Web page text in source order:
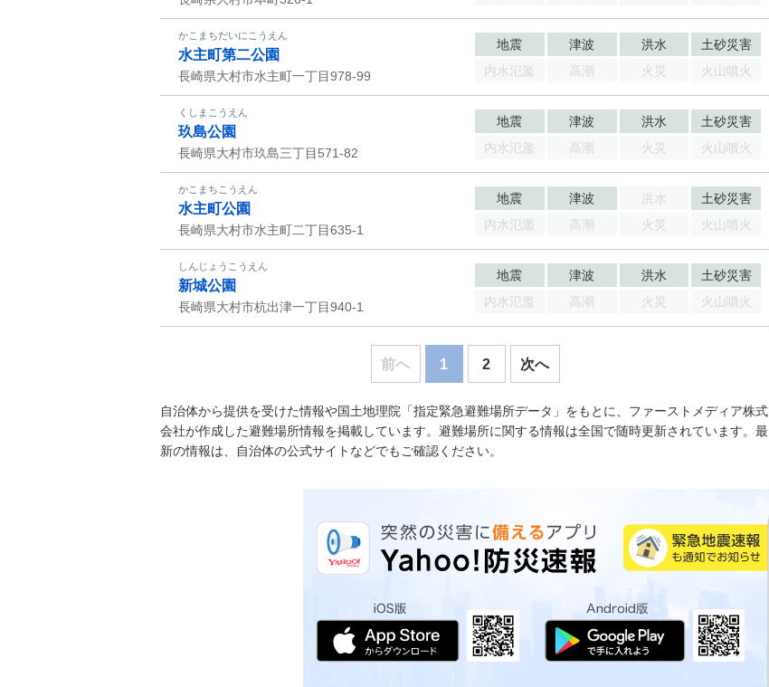
かこまちだいにこうえん
水主町第二公園
長崎県大村市水主町一丁目978-99
地震 津波 洪水
土砂災害
内水氾濫
高潮 火災 火山噴火
くしまこうえん
玖島公園
長崎県大村市玖島三丁目571-82
地震 津波 洪水
土砂災害
内水氾濫
高潮 火災 火山噴火
かこまちこうえん
水主町公園
長崎県大村市水主町二丁目635-1
地震 津波 洪水
土砂災害
内水氾濫
高潮 火災 火山噴火
しんじょうこうえん
新城公園
長崎県大村市杭出津一丁目940-1
地震 津波 洪水
土砂災害
内水氾濫
高潮 火災 火山噴火
前へ 1 2 次へ
自治体から提供を受けた情報や国土地理院「指定緊急避難場所データ」をもとに、ファーストメディア株式
会社が作成した避難場所情報を掲載しています。避難場所に関する情報は全国で随時更新されています。最
新の情報は、自治体の公式サイトなどでもご確認ください。